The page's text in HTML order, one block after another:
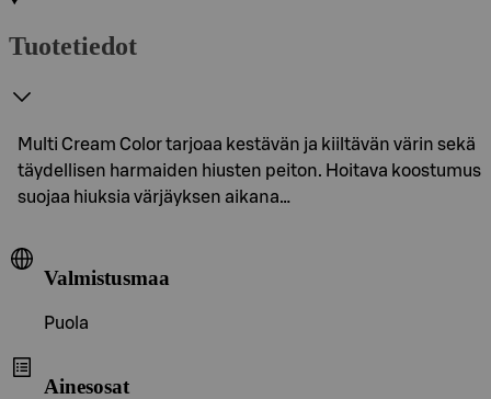
Tuotetiedot
Multi Cream Color tarjoaa kestävän ja kiiltävän värin sekä
täydellisen harmaiden hiusten peiton. Hoitava koostumus
suojaa hiuksia värjäyksen aikana…
Valmistusmaa
Puola
Ainesosat